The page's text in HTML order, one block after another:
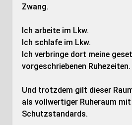
Zwang.
Ich arbeite im Lkw.
Ich schlafe im Lkw.
Ich verbringe dort meine
vorgeschriebenen Ruhezeiten.
Und trotzdem gilt dieser
als vollwertiger Ruheraum mit
Schutzstandards.